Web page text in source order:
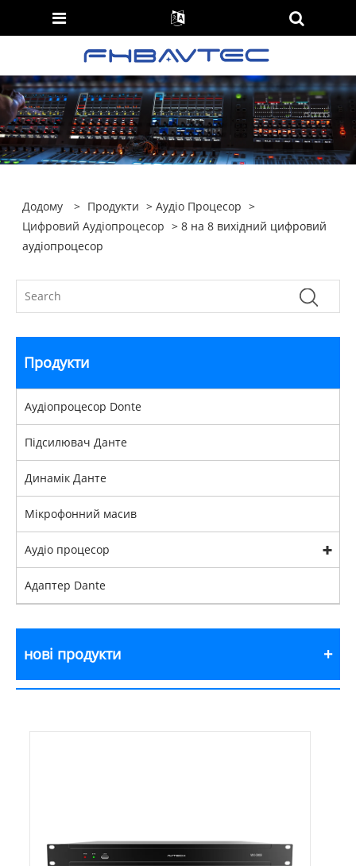
Додому > Продукти >Аудіо Процесор >
Цифровий Аудіопроцесор > 8 на 8 вихідний цифровий
аудіопроцесор
Продукти
Аудіопроцесор Donte
Підсилювач Данте
Динамік Данте
Мікрофонний масив
Аудіо процесор
Адаптер Dante
нові продукти